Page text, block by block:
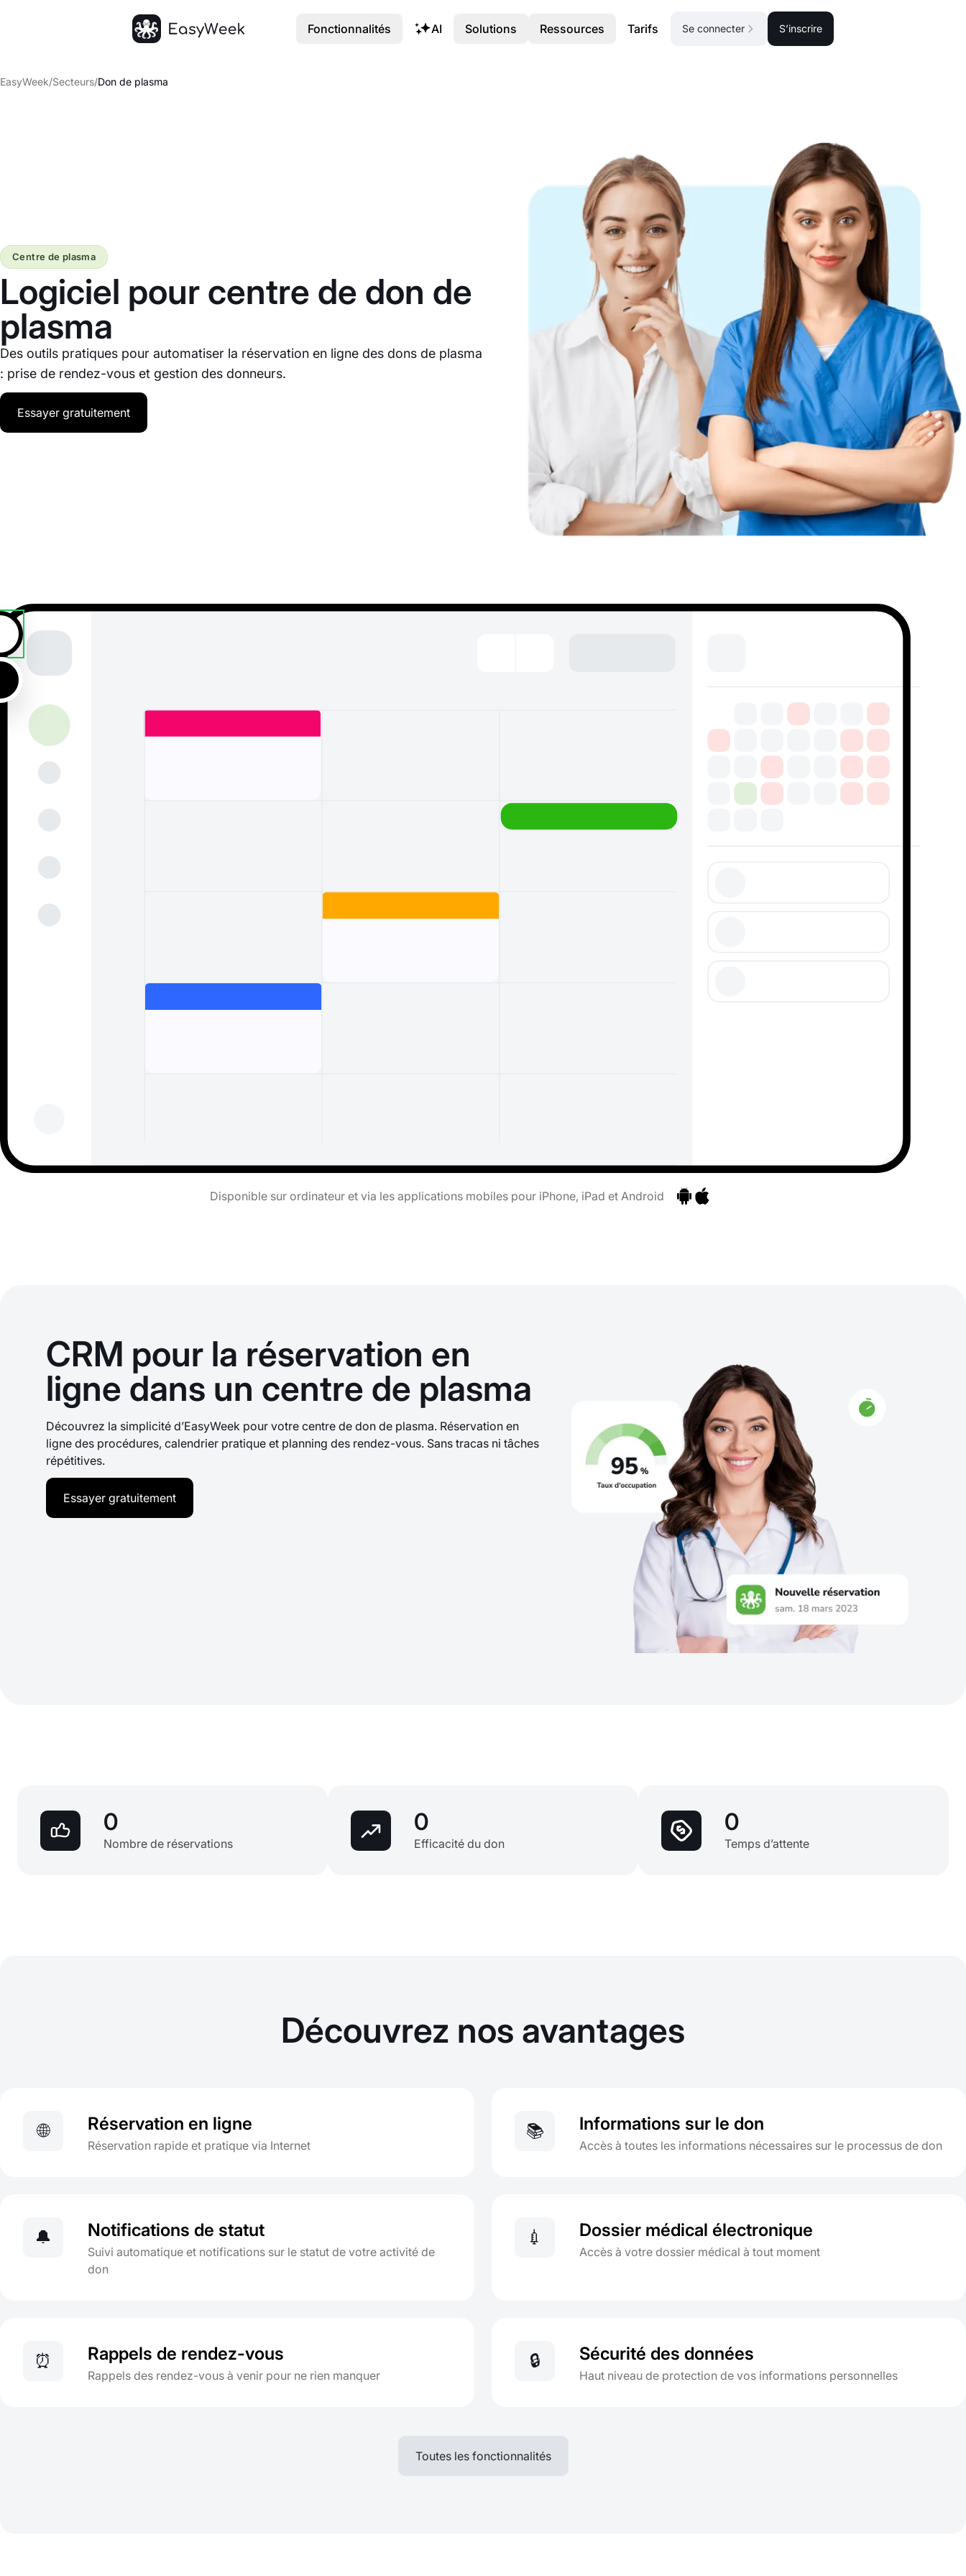
EasyWeek/Secteurs/Don de plasma
Logiciel pour centre de don de
plasma
Des outils pratiques pour automatiser la réservation en ligne des dons de plasma
: prise de rendez-vous et gestion des donneurs.
Centre de plasma
Essayer gratuitement
Disponible sur ordinateur et via les applications mobiles pour iPhone, iPad et Android
CRM pour la réservation en
ligne dans un centre de plasma
Découvrez la simplicité d’EasyWeek pour votre centre de don de plasma. Réservation en
ligne des procédures, calendrier pratique et planning des rendez-vous. Sans tracas ni tâches
répétitives.
Essayer gratuitement
0
Nombre de réservations
0
Efficacité du don
0
Temps d’attente
Découvrez nos avantages
🌐 Réservation en ligne
Réservation rapide et pratique via Internet
📚 Informations sur le don
Accès à toutes les informations nécessaires sur le processus de don
🔔 Notifications de statut
Suivi automatique et notifications sur le statut de votre activité de
don
💉 Dossier médical électronique
Accès à votre dossier médical à tout moment
⏰ Rappels de rendez-vous
Rappels des rendez-vous à venir pour ne rien manquer
🔒 Sécurité des données
Haut niveau de protection de vos informations personnelles
Toutes les fonctionnalités
Fonctionnalités AI Solutions Ressources Tarifs Se connecter S’inscrire